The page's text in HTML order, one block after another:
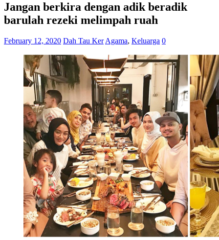
Jangan berkira dengan adik beradik
barulah rezeki melimpah ruah
February 12, 2020 Dah Tau Ker Agama, Keluarga 0